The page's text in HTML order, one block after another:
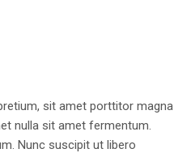
sit amet porttitor magna
nulla sit amet fermentum.
Nunc suscipit ut libero